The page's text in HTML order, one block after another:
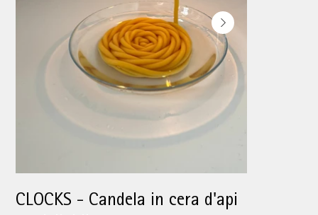
CLOCKS - Candela in cera d'api